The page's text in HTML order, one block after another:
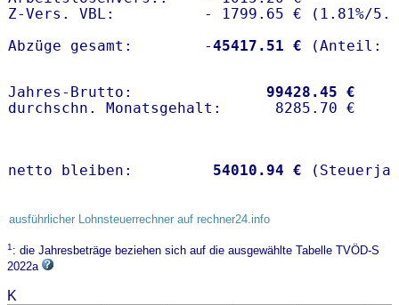
Z-Vers. VBL:          - 1799.65 € ( 1.81%/
Abzüge gesamt:        -45417.51 €
Jahres-Brutto: 99428.45 €
netto bleiben: 54010.94 €
ausführlicher Lohnsteuerrechner auf rechner24.info
1: die Jahresbeträge beziehen sich auf die ausgewählte Tabelle TVÖD-S
2022a
K